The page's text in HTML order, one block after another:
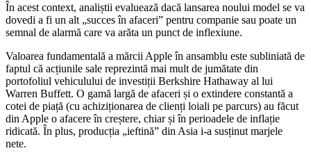
În acest context, analiștii evaluează dacă lansarea noului model se va
dovedi a fi un alt „succes în afaceri” pentru companie sau poate un
semnal de alarmă care va arăta un punct de inflexiune.
Valoarea fundamentală a mărcii Apple în ansamblu este subliniată de
faptul că acțiunile sale reprezintă mai mult de jumătate din
portofoliul vehiculului de investiții Berkshire Hathaway al lui
Warren Buffett. O gamă largă de afaceri și o extindere constantă a
cotei de piață (cu achiziționarea de clienți loiali pe parcurs) au făcut
din Apple o afacere în creștere, chiar și în perioadele de inflație
ridicată. În plus, producția „ieftină” din Asia i-a susținut marjele
nete.